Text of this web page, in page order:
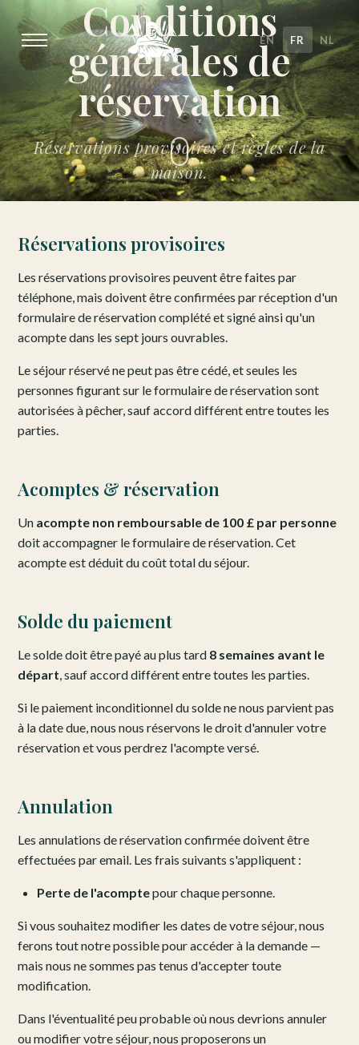
EN FR NL
Conditions
générales de
réservation
Réservations provisoires et règles de la
maison.
Réservations provisoires
Les réservations provisoires peuvent être faites par
téléphone, mais doivent être confirmées par réception d'un
formulaire de réservation complété et signé ainsi qu'un
acompte dans les sept jours ouvrables.
Le séjour réservé ne peut pas être cédé, et seules les
personnes figurant sur le formulaire de réservation sont
autorisées à pêcher, sauf accord différent entre toutes les
parties.
Acomptes & réservation
Un acompte non remboursable de 100 £ par personne
doit accompagner le formulaire de réservation. Cet
acompte est déduit du coût total du séjour.
Solde du paiement
Le solde doit être payé au plus tard 8 semaines avant le
départ, sauf accord différent entre toutes les parties.
Si le paiement inconditionnel du solde ne nous parvient pas
à la date due, nous nous réservons le droit d'annuler votre
réservation et vous perdrez l'acompte versé.
Annulation
Les annulations de réservation confirmée doivent être
effectuées par email. Les frais suivants s'appliquent :
Perte de l'acomptepour chaque personne.
Si vous souhaitez modifier les dates de votre séjour, nous
ferons tout notre possible pour accéder à la demande —
mais nous ne sommes pas tenus d'accepter toute
modification.
Dans l'éventualité peu probable où nous devrions annuler
ou modifier votre séjour, nous proposerons un